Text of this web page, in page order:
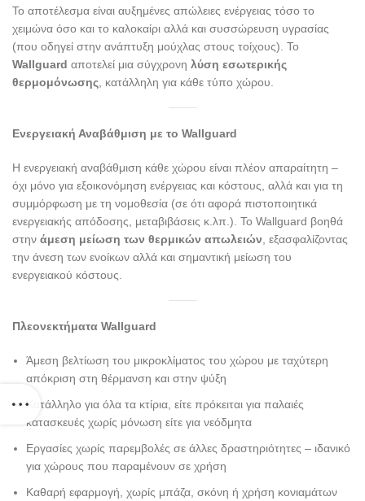
Το αποτέλεσμα είναι αυξημένες απώλειες ενέργειας τόσο το
χειμώνα όσο και το καλοκαίρι αλλά και συσσώρευση υγρασίας
(που οδηγεί στην ανάπτυξη μούχλας στους τοίχους). Το
Wallguard αποτελεί μια σύγχρονη λύση εσωτερικής
θερμομόνωσης , κατάλληλη για κάθε τύπο χώρου.
Ενεργειακή Αναβάθμιση με το Wallguard
Η ενεργειακή αναβάθμιση κάθε χώρου είναι πλέον απαραίτητη –
όχι μόνο για εξοικονόμηση ενέργειας και κόστους, αλλά και για τη
συμμόρφωση με τη νομοθεσία (σε ότι αφορά πιστοποιητικά
ενεργειακής απόδοσης, μεταβιβάσεις κ.λπ.). Το Wallguard βοηθά
στην άμεση μείωση των θερμικών απωλειών , εξασφαλίζοντας
την άνεση των ενοίκων αλλά και σημαντική μείωση του
ενεργειακού κόστους.
Πλεονεκτήματα Wallguard
Άμεση βελτίωση του μικροκλίματος του χώρου με ταχύτερη
απόκριση στη θέρμανση και στην ψύξη
Κατάλληλο για όλα τα κτίρια, είτε πρόκειται για παλαιές
κατασκευές χωρίς μόνωση είτε για νεόδμητα
Εργασίες χωρίς παρεμβολές σε άλλες δραστηριότητες – ιδανικό
για χώρους που παραμένουν σε χρήση
Καθαρή εφαρμογή, χωρίς μπάζα, σκόνη ή χρήση κονιαμάτων